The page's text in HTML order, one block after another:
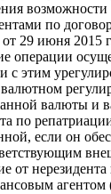
по
от 29 июня
операции
с этим
валюты и
по
если он
от
агентом